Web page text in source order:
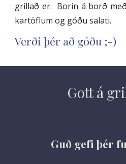
grillað er. Borin á borð
kartöflum og góðu salati.
Verði þér að góðu ;-)
Gott á
Guð gefi þér